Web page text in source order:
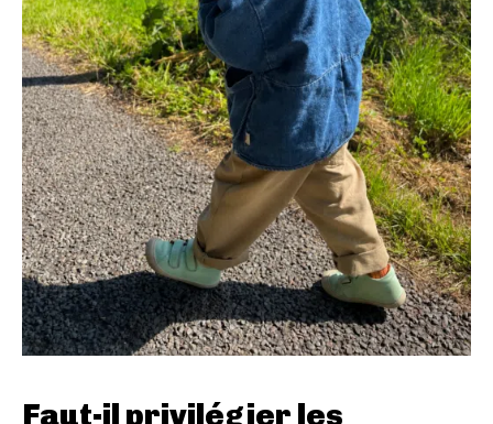
Faut-il privilégier les